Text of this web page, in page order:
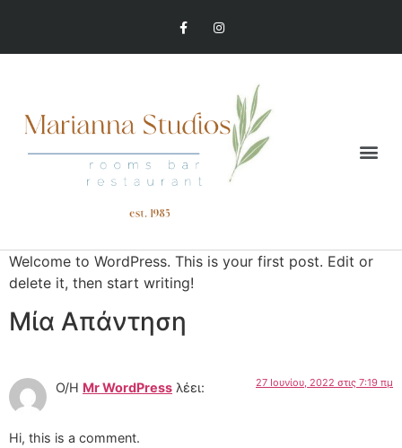
Welcome to WordPress. This is your first post. Edit or
delete it, then start writing!
Μία Απάντηση
Ο/Η Mr WordPress λέει: 27 Ιουνίου, 2022 στις 7:19 πμ
Hi, this is a comment.